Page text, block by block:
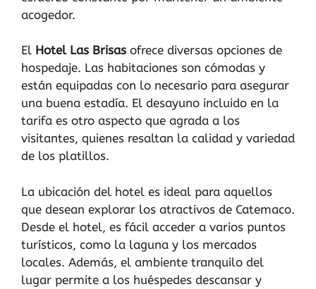
acogedor.
El Hotel Las Brisas ofrece diversas opciones de
hospedaje. Las habitaciones son cómodas y
están equipadas con lo necesario para asegurar
una buena estadía. El desayuno incluido en la
tarifa es otro aspecto que agrada a los
visitantes, quienes resaltan la calidad y variedad
de los platillos.
La ubicación del hotel es ideal para aquellos
que desean explorar los atractivos de Catemaco.
Desde el hotel, es fácil acceder a varios puntos
turísticos, como la laguna y los mercados
locales. Además, el ambiente tranquilo del
lugar permite a los huéspedes descansar y